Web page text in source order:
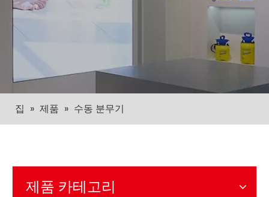
집 » 제품 » 수동 분무기
제품 카테고리